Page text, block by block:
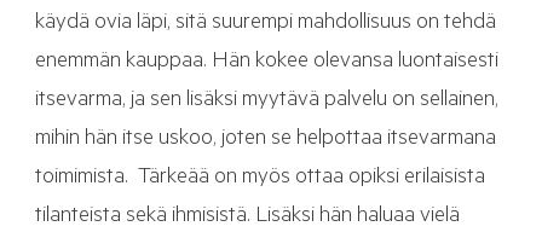
käydä ovia läpi, sitä suurempi mahdollisuus on tehdä
enemmän kauppaa. Hän kokee olevansa luontaisesti
itsevarma, ja sen lisäksi myytävä palvelu on sellainen,
mihin hän itse uskoo, joten se helpottaa itsevarmana
toimimista. Tärkeää on myös ottaa opiksi erilaisista
tilanteista sekä ihmisistä. Lisäksi hän haluaa vielä